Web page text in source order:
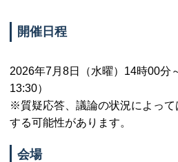
開催日程
2026年7月8日（水曜）14時00分
13:30）
※質疑応答、議論の状況によっ
する可能性があります。
会場